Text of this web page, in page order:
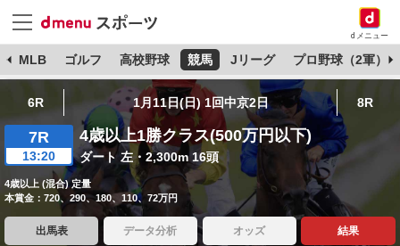
dメニュー
MLB ゴルフ 高校野球 競馬 Jリーグ プロ野球（2軍）
6R 1月11日(日) 1回中京2日 8R
7R
13:20
4歳以上1勝クラス(500万円以下)
ダート 左・2,300m 16頭
4歳以上 (混合) 定量
本賞金：720、290、180、110、72万円
出馬表 データ分析 オッズ 結果